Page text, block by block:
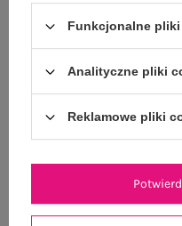
ZWROTY I REKLAMACJE
Funkcjonalne
Analityczne pliki
Reklamowe pliki